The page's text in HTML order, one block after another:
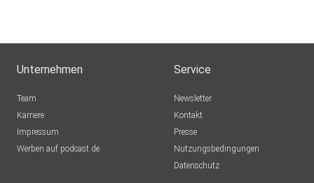
Unternehmen
Team
Karriere
Impressum
Werben auf podcast.de
Service
Newsletter
Kontakt
Presse
Nutzungsbedingungen
Datenschutz